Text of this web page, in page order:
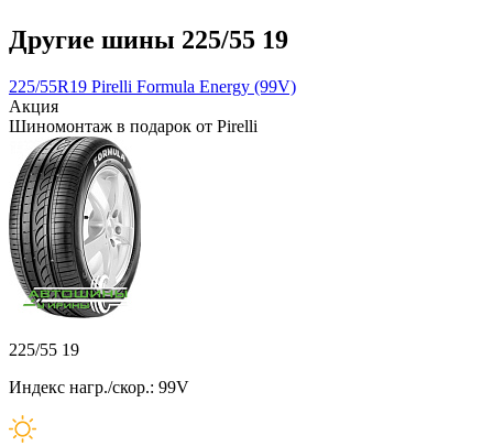
Другие шины 225/55 19
225/55R19 Pirelli Formula Energy (99V)
Акция
Шиномонтаж в подарок от Pirelli
225/55 19
Индекс нагр./скор.: 99V